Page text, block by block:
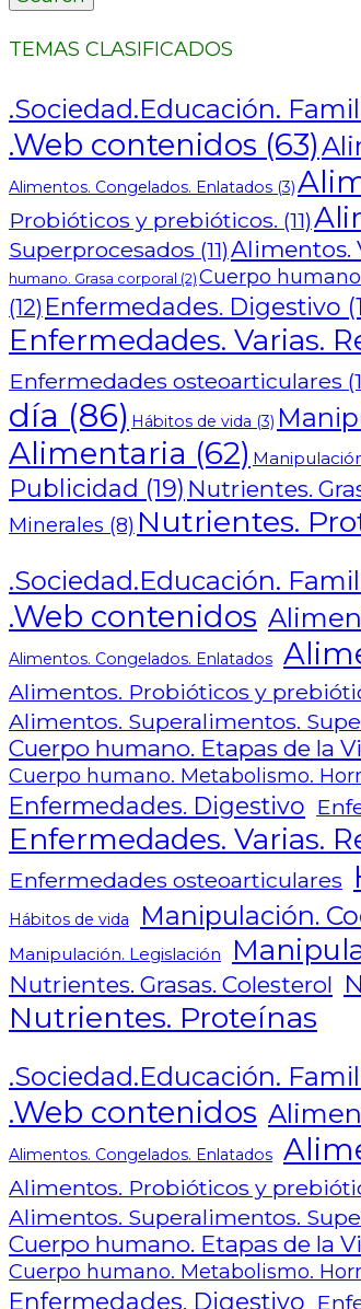
TEMAS CLASIFICADOS
.Sociedad.Educación.
.Web contenidos (63)
Alimentos. Congelados. Enlatados (3)
Probióticos y prebióticos. (11)
Superprocesados (11)Alimentos.
humano. Grasa corporal (2) Cuerpo
(12) Enfermedades. Digestivo
Enfermedades. Varias.
Enfermedades osteoarticulares
día (86) Hábitos de vida (3)
Alimentaria (62)
Publicidad (19) Nutrientes.
Minerales (8) Nutrientes.
.Sociedad.Educación.
.Web contenidos
Alimentos. Congelados. Enlatados
Alimentos. Probióticos y
Alimentos. Superalimentos.
Cuerpo humano. Etapas de la
Cuerpo humano. Metabolismo.
Enfermedades. Digestivo
Enfermedades. Varias.
Enfermedades osteoarticulares
Hábitos de vida Manipulación.
Manipulación. Legislación
Nutrientes. Grasas. Colesterol
Nutrientes. Proteínas
.Sociedad.Educación.
.Web contenidos
Alimentos. Congelados. Enlatados
Alimentos. Probióticos y
Alimentos. Superalimentos.
Cuerpo humano. Etapas de la
Cuerpo humano. Metabolismo.
Enfermedades. Digestivo